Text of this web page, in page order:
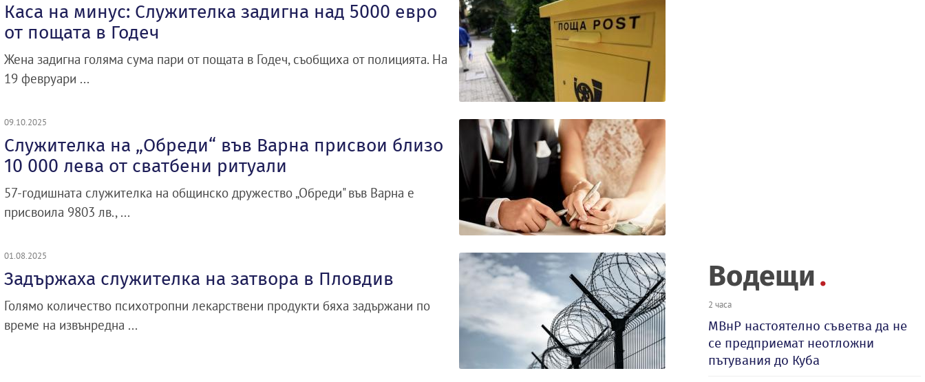
Каса на минус: Служителка задигна над 5000 евро
от пощата в Годеч
Жена задигна голяма сума пари от пощата в Годеч, съобщиха от полицията. На
19 февруари ...
09.10.2025
Служителка на „Обреди“ във Варна присвои близо
10 000 лева от сватбени ритуали
57-годишната служителка на общинско дружество „Обреди" във Варна е
присвоила 9803 лв., ...
01.08.2025
Задържаха служителка на затвора в Пловдив
Голямо количество психотропни лекарствени продукти бяха задържани по
време на извънредна ...
Водещи
2 часа
МВнР настоятелно съветва да не
се предприемат неотложни
пътувания до Куба